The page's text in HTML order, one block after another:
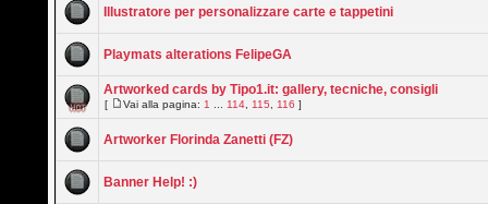
Illustratore per personalizzare carte e tappetini
Playmats alterations FelipeGA
Artworked cards by Tipo1.it: gallery, tecniche, consigli
[ Vai alla pagina: 1 114 115 116 ]
Artworker Florinda Zanetti (FZ)
Banner Help! :)